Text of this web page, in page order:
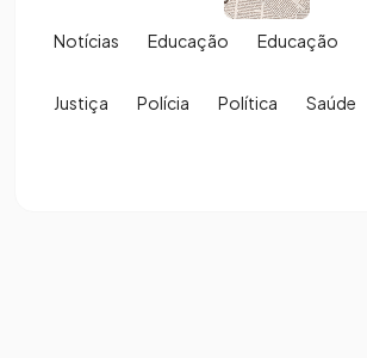
Notícias Educação Educação
Justiça Polícia Política Saúde